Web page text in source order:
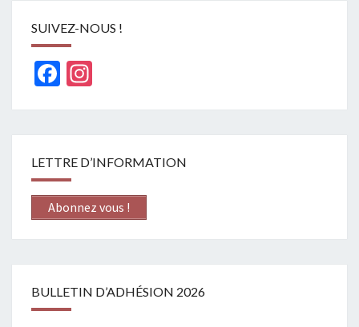
SUIVEZ-NOUS !
Facebook
LETTRE D’INFORMATION
Abonnez vous !
BULLETIN D’ADHÉSION 2026